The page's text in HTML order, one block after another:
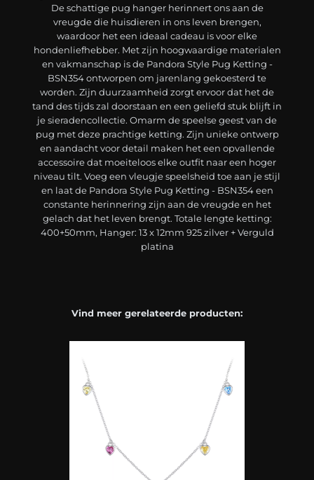
De schattige pug hanger herinnert ons aan de
vreugde die huisdieren in ons leven brengen,
waardoor het een ideaal cadeau is voor elke
hondenliefhebber. Met zijn hoogwaardige materialen
en vakmanschap is de Pandora Style Pug Ketting -
BSN354 ontworpen om jarenlang gekoesterd te
worden. Zijn duurzaamheid zorgt ervoor dat het de
tand des tijds zal doorstaan en een geliefd stuk blijft in
je sieradencollectie. Omarm de speelse geest van de
pug met deze prachtige ketting. Zijn unieke ontwerp
en aandacht voor detail maken het een opvallende
accessoire dat moeiteloos elke outfit naar een hoger
niveau tilt. Voeg een vleugje speelsheid toe aan je stijl
en laat de Pandora Style Pug Ketting - BSN354 een
constante herinnering zijn aan de vreugde en het
gelach dat het leven brengt. Totale lengte ketting:
400+50mm, Hanger: 13 x 12mm 925 zilver + Verguld
platina
Vind meer gerelateerde producten: